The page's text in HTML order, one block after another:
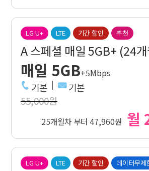
LG U+ LTE 기간 할인 추천
A 스페셜 매일 5GB+ (24
매일 5GB+5Mbps
기본 기본
55,000원
25개월차 부터 47,960원 월
LG U+ LTE 기간 할인 데이터무제